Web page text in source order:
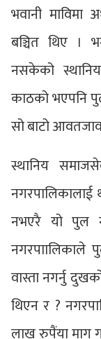
भवानी माविमा
बञ्चित थिए ।
नसकेको
काठको भएपनि
सो बाटो
स्थानिय
नगरपालिकालाई
नभएरै यो पुल
नगरपाालिकाले
वास्ता नगर्नु
थिएन र ?
लाख रुपैंया माग